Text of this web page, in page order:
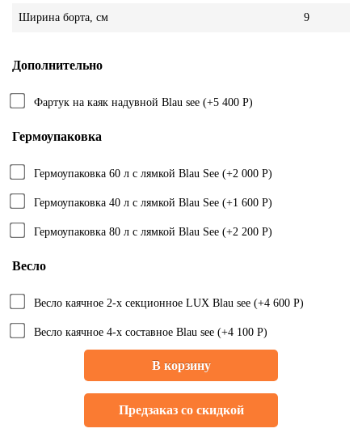
Ширина борта, см 9
Дополнительно
Фартук на каяк надувной Blau see (+5 400 Р)
Гермоупаковка
Гермоупаковка 60 л с лямкой Blau See (+2 000 Р)
Гермоупаковка 40 л с лямкой Blau See (+1 600 Р)
Гермоупаковка 80 л с лямкой Blau See (+2 200 Р)
Весло
Весло каячное 2-х секционное LUX Blau see (+4 600 Р)
Весло каячное 4-х составное Blau see (+4 100 Р)
В корзину
Предзаказ со скидкой